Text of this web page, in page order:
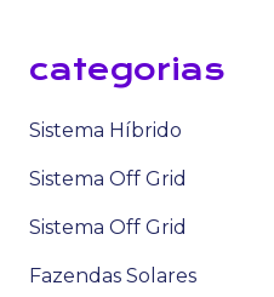
categorias
Sistema Híbrido
Sistema Off Grid
Sistema Off Grid
Fazendas Solares